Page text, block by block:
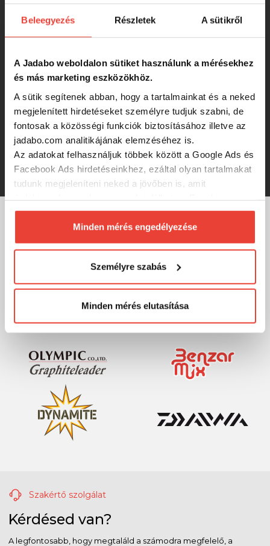
Beleegyezés Részletek A sütikről
A Jadabo weboldalon sütiket használunk a mérésekhez
és más marketing eszközökhöz.
A sütik segítenek abban, hogy a tartalmainkat és a neked
megjelenített hirdetéseket személyre tudjuk szabni, de
fontosak a közösségi funkciók biztosításához illetve az
jadabo.com analitikájának elemzéséhez is.
Az adatokat felhasználjuk többek között a Google Ads és
Facebook Ads hirdetéseinkhez, ezáltal olyan tartalmakat
tudunk megjeleníteni neked a jövőben is, amit
biztosításához arra kérünk, hogy engedd meg
számunkra minden mérés használatát.
Természetesensoha semmilyen formában nem fogunk
megváltoztathatod a döntésed ezzel kapcsolatban.
Előre is köszönjük!
Minden mérés engedélyezése
Személyre szabás
Minden mérés elutasítása
Illex Tiny Fry 5,0cm RT SP RT Arctic
7 360 Ft
Illex Tiny Fry 5,0cm SP Muddy
Yamame wobbler
7 360 Ft
MÁRKÁINK
Szakértő szolgálat
Kérdésed van?
A legfontosabb, hogy megtaláld a számodra megfelelő, a